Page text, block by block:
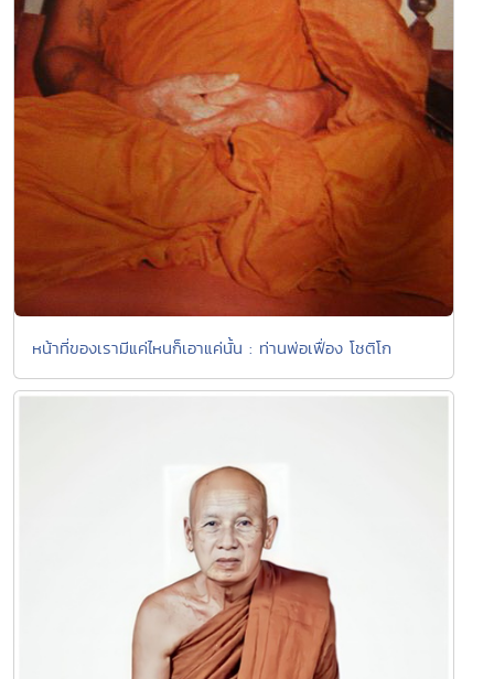
หน้าที่ของเรามีแค่ไหนก็เอาแค่นั้น : ท่านพ่อเฟื่อง โชติโก